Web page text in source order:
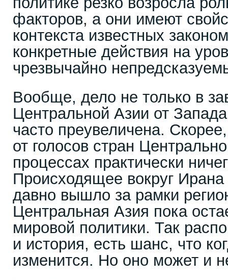
факторов, а они имеют
контекста известных
конкретные действия на
чрезвычайно
Вообще, дело не только в
Центральной Азии от
часто преувеличена.
от голосов стран
процессах практически
Происходящее вокруг
давно вышло за рамки
Центральная Азия пока
мировой политики. Так
и история, есть шанс, что
изменится. Но оно может и